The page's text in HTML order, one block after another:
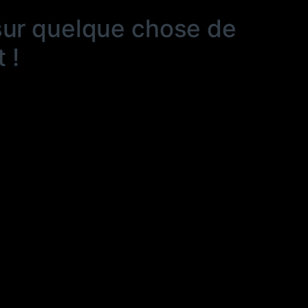
quelque chose de
!